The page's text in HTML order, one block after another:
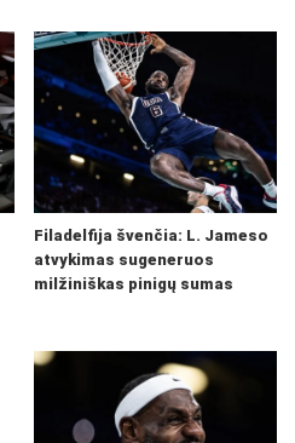
Filadelfija švenčia: L. Jameso
atvykimas sugeneruos
milžiniškas pinigų sumas